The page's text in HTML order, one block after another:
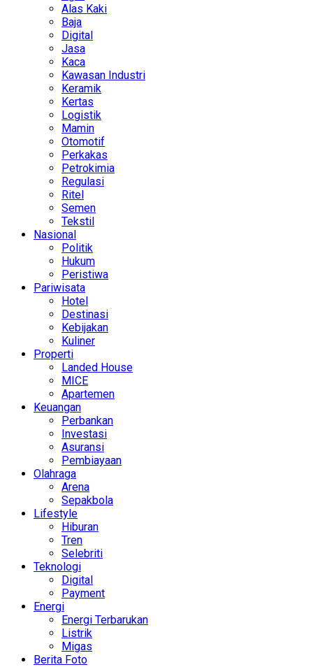
Alas Kaki
Baja
Digital
Jasa
Kaca
Kawasan Industri
Keramik
Kertas
Logistik
Mamin
Otomotif
Perkakas
Petrokimia
Regulasi
Ritel
Semen
Tekstil
Nasional
Politik
Hukum
Peristiwa
Pariwisata
Hotel
Destinasi
Kebijakan
Kuliner
Properti
Landed House
MICE
Apartemen
Keuangan
Perbankan
Investasi
Asuransi
Pembiayaan
Olahraga
Arena
Sepakbola
Lifestyle
Hiburan
Tren
Selebriti
Teknologi
Digital
Payment
Energi
Energi Terbarukan
Listrik
Migas
Berita Foto